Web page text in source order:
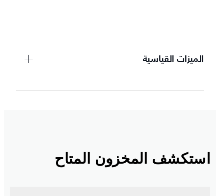
الميزات القياسية